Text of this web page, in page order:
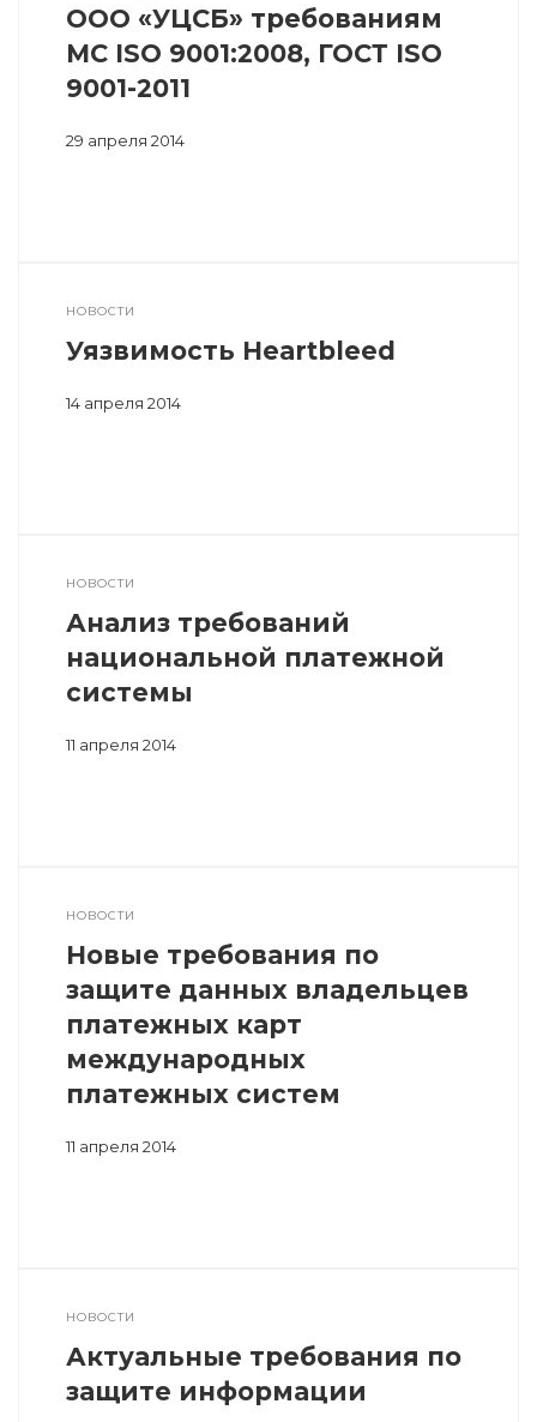
ООО «УЦСБ» требованиям
МС ISO 9001:2008, ГОСТ ISO
9001-2011
29 апреля 2014
НОВОСТИ
Уязвимость Heartbleed
14 апреля 2014
НОВОСТИ
Анализ требований
национальной платежной
системы
11 апреля 2014
НОВОСТИ
Новые требования по
защите данных владельцев
платежных карт
международных
платежных систем
11 апреля 2014
НОВОСТИ
Актуальные требования по
защите информации